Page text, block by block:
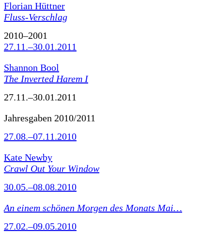
Florian Hüttner
Fluss-Verschlag
2010–2001
27.11.–30.01.2011
Shannon Bool
The Inverted Harem I
27.11.–30.01.2011
Jahresgaben 2010/2011
27.08.–07.11.2010
Kate Newby
Crawl Out Your Window
30.05.–08.08.2010
An einem schönen Morgen des Monats Mai…
27.02.–09.05.2010